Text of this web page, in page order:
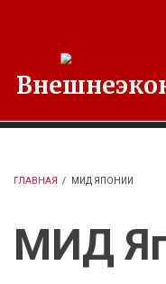
ГЛАВНАЯ / МИД ЯПОНИИ
МИД